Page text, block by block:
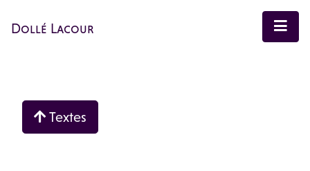
Dollé Lacour
Textes